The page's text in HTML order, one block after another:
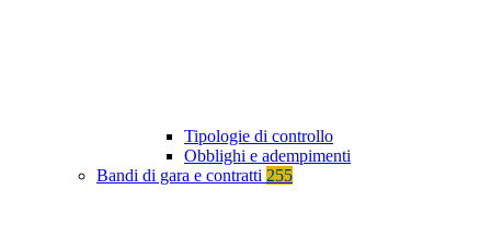
Tipologie di controllo
Obblighi e adempimenti
Bandi di gara e contratti 255